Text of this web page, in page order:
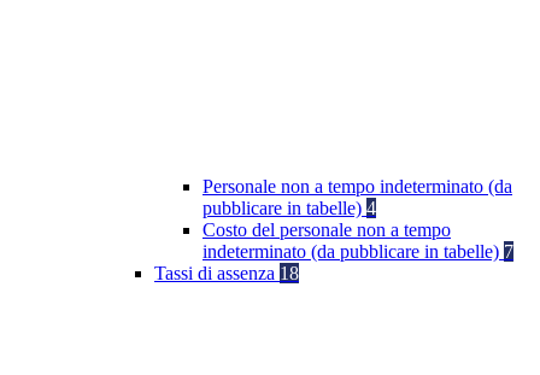
Personale non a tempo indeterminato (da
pubblicare in tabelle) 4
Costo del personale non a tempo
indeterminato (da pubblicare in tabelle) 7
Tassi di assenza 18